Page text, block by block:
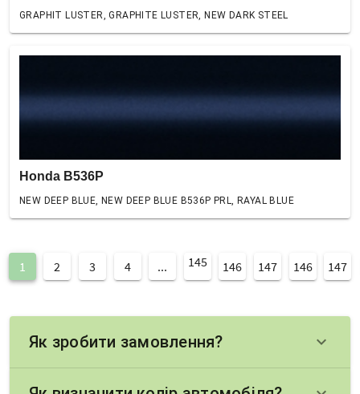
GRAPHIT LUSTER, GRAPHITE LUSTER, NEW DARK STEEL
Honda B536P
NEW DEEP BLUE, NEW DEEP BLUE B536P PRL, RAYAL BLUE
1 2 3 4 ... 145 146 147 146 147
Як зробити замовлення? keyboard_arrow_down